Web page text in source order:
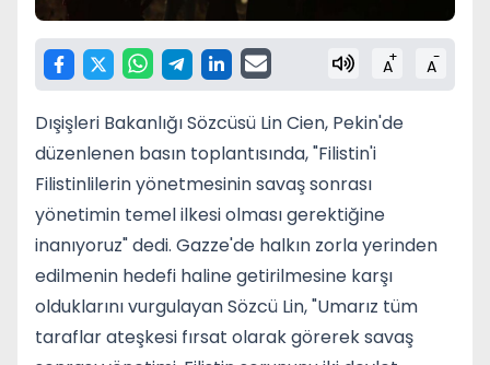
A+ A-
Dışişleri Bakanlığı Sözcüsü Lin Cien, Pekin'de
düzenlenen basın toplantısında, "Filistin'i
Filistinlilerin yönetmesinin savaş sonrası
yönetimin temel ilkesi olması gerektiğine
inanıyoruz" dedi. Gazze'de halkın zorla yerinden
edilmenin hedefi haline getirilmesine karşı
olduklarını vurgulayan Sözcü Lin, "Umarız tüm
taraflar ateşkesi fırsat olarak görerek savaş